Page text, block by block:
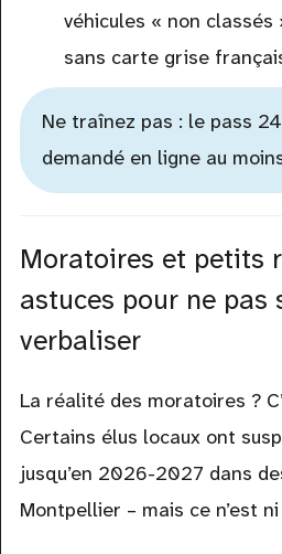
véhicules « non classés
sans carte grise
Ne traînez pas : le pass
demandé en ligne au
Moratoires et petits
astuces pour ne pas
verbaliser
La réalité des moratoires ?
Certains élus locaux ont
jusqu’en 2026-2027 dans
Montpellier – mais ce n’est